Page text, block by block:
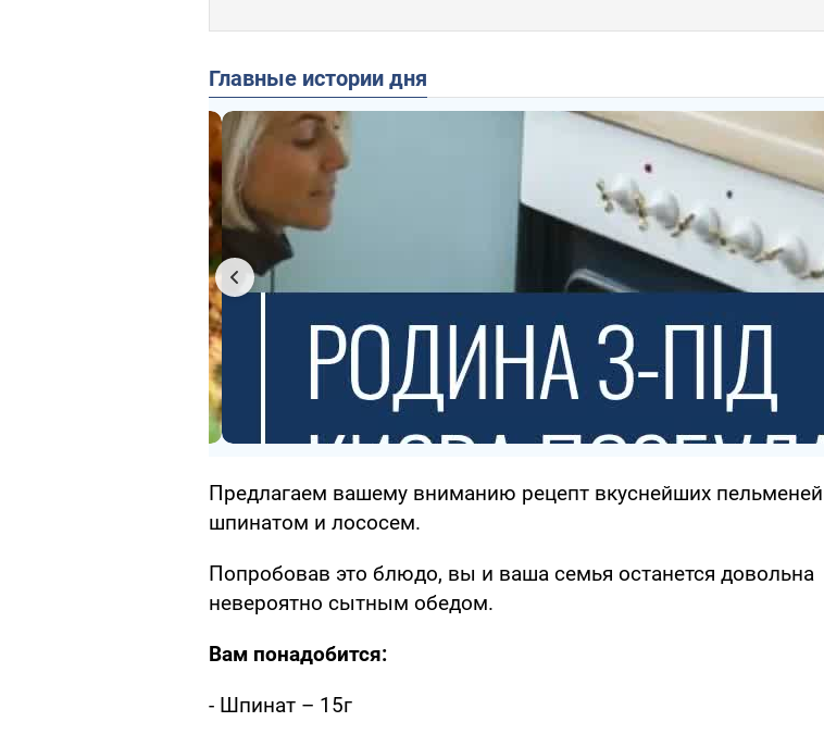
Главные истории дня
Предлагаем вашему вниманию рецепт вкуснейших
шпинатом и лососем.
Попробовав это блюдо, вы и ваша семья останется довольна
невероятно сытным обедом.
Вам понадобится:
- Шпинат – 15г